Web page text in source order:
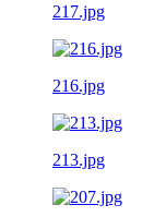
217.jpg
216.jpg
213.jpg